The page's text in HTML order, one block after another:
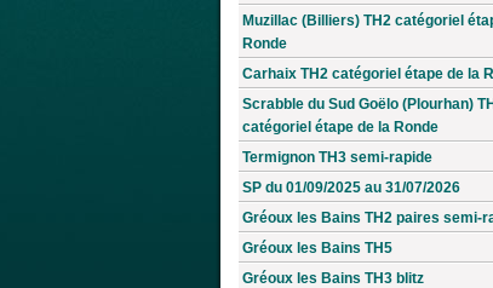
Muzillac (Billiers) TH2 catégoriel
Ronde
Carhaix TH2 catégoriel étape de la
Scrabble du Sud Goëlo (Plourhan)
catégoriel étape de la Ronde
Termignon TH3 semi-rapide
SP du 01/09/2025 au 31/07/2026
Gréoux les Bains TH2 paires semi-
Gréoux les Bains TH5
Gréoux les Bains TH3 blitz